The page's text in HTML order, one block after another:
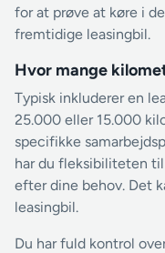
for at prøve at køre i
fremtidige leasingbil.
Hvor mange
Typisk inkluderer en
25.000 eller 15.000
specifikke
har du fleksibiliteten
efter dine behov. Det
leasingbil.
Du har fuld kontrol